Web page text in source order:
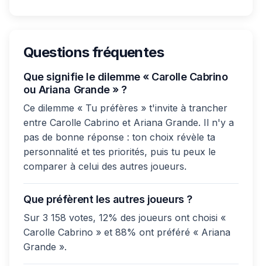
Questions fréquentes
Que signifie le dilemme « Carolle Cabrino
ou Ariana Grande » ?
Ce dilemme « Tu préfères » t'invite à trancher
entre Carolle Cabrino et Ariana Grande. Il n'y a
pas de bonne réponse : ton choix révèle ta
personnalité et tes priorités, puis tu peux le
comparer à celui des autres joueurs.
Que préfèrent les autres joueurs ?
Sur 3 158 votes, 12% des joueurs ont choisi «
Carolle Cabrino » et 88% ont préféré « Ariana
Grande ».